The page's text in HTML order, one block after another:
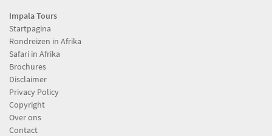
Impala Tours
Startpagina
Rondreizen in Afrika
Safari in Afrika
Brochures
Disclaimer
Privacy Policy
Copyright
Over ons
Contact